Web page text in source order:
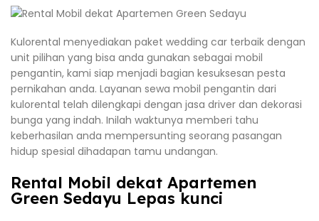
Kulorental menyediakan paket wedding car terbaik dengan
unit pilihan yang bisa anda gunakan sebagai mobil
pengantin, kami siap menjadi bagian kesuksesan pesta
pernikahan anda. Layanan sewa mobil pengantin dari
kulorental telah dilengkapi dengan jasa driver dan dekorasi
bunga yang indah. Inilah waktunya memberi tahu
keberhasilan anda mempersunting seorang pasangan
hidup spesial dihadapan tamu undangan.
Rental Mobil dekat Apartemen
Green Sedayu Lepas kunci